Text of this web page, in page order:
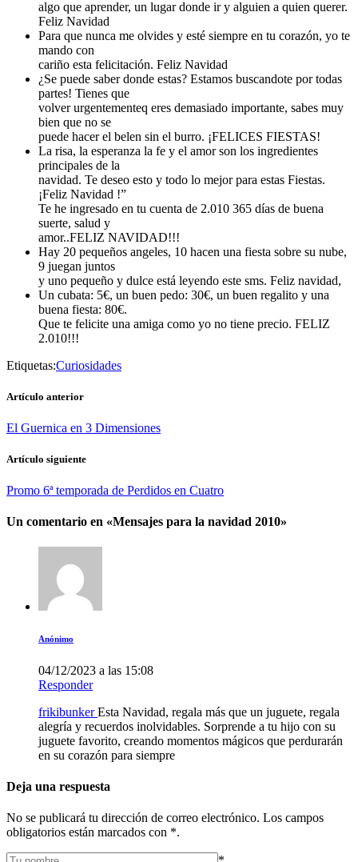
algo que aprender, un lugar donde ir y alguien a quien querer.
Feliz Navidad
Para que nunca me olvides y esté siempre en tu corazón, yo te
mando con
cariño esta felicitación. Feliz Navidad
¿Se puede saber donde estas? Estamos buscandote por todas
partes! Tienes que
volver urgentementeq eres demasiado importante, sabes muy
bien que no se
puede hacer el belen sin el burro. ¡FELICES FIESTAS!
La risa, la esperanza la fe y el amor son los ingredientes
principales de la
navidad. Te deseo esto y todo lo mejor para estas Fiestas.
¡Feliz Navidad !”
Te he ingresado en tu cuenta de 2.010 365 días de buena
suerte, salud y
amor..FELIZ NAVIDAD!!!
Hay 20 pequeños angeles, 10 hacen una fiesta sobre su nube,
9 juegan juntos
y uno pequeño y dulce está leyendo este sms. Feliz navidad,
Un cubata: 5€, un buen pedo: 30€, un buen regalito y una
buena fiesta: 80€.
Que te felicite una amiga como yo no tiene precio. FELIZ
2.010!!!
Etiquetas:Curiosidades
Artículo anterior
El Guernica en 3 Dimensiones
Artículo siguiente
Promo 6ª temporada de Perdidos en Cuatro
Un comentario en «Mensajes para la navidad 2010»
Anónimo
04/12/2023 a las 15:08
Responder
frikibunkerEsta Navidad, regala más que un juguete, regala
alegría y recuerdos inolvidables. Sorprende a tu hijo con su
juguete favorito, creando momentos mágicos que perdurarán
en su corazón para siempre
Deja una respuesta
No se publicará tu dirección de correo electrónico. Los campos
obligatorios están marcados con *.